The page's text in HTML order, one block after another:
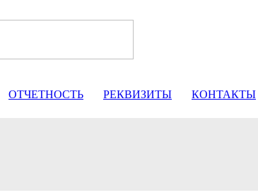
ОТЧЕТНОСТЬ РЕКВИЗИТЫ КОНТАКТЫ